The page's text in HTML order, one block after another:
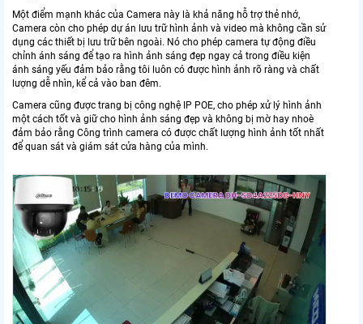
Một điểm mạnh khác của Camera này là khả năng hỗ trợ thẻ nhớ,
Camera còn cho phép dự án lưu trữ hình ảnh và video mà không cần sử
dụng các thiết bị lưu trữ bên ngoài. Nó cho phép camera tự động điều
chỉnh ánh sáng để tạo ra hình ảnh sáng đẹp ngay cả trong điều kiện
ánh sáng yếu đảm bảo rằng tôi luôn có được hình ảnh rõ ràng và chất
lượng dễ nhìn, kể cả vào ban đêm.
Camera cũng được trang bị công nghệ IP POE, cho phép xử lý hình ảnh
một cách tốt và giữ cho hình ảnh sáng đẹp và không bị mờ hay nhoè
đảm bảo rằng Công trình camera có được chất lượng hình ảnh tốt nhất
để quan sát và giám sát cửa hàng của mình.